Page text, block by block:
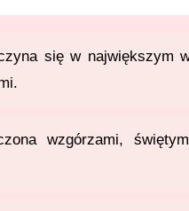
się w największym
wzgórzami,